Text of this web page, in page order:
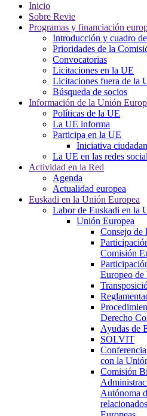
Inicio
Sobre Revie
Programas y financiación
Introducción y cuadro
Prioridades de la
Convocatorias
Licitaciones en la UE
Licitaciones fuera de la
Búsqueda de socios
Información de la Unión
Políticas de la UE
La UE informa
Participa en la UE
Iniciativa
La UE en las redes
Actividad en la Red
Agenda
Actualidad europea
Euskadi en la Unión Europea
Labor de Euskadi en la
Unión Europea
Consejo de
Comisión
Europeo de
Derecho
Ayudas de
SOLVIT
con la
Comisión
Autónoma